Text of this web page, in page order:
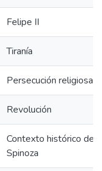
Felipe II
Tiranía
Persecución religiosa
Revolución
Contexto histórico del
Spinoza